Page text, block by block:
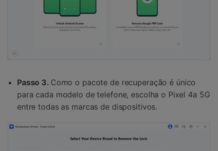
Passo 3. Como o pacote de recuperação é único
para cada modelo de telefone, escolha o Pixel 4a 5G
entre todas as marcas de dispositivos.